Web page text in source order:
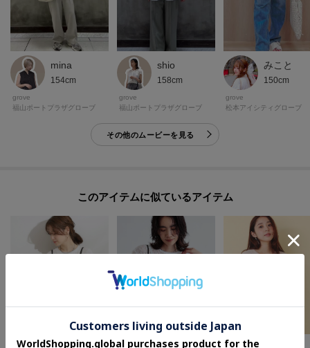
mina
154cm
grove
福山ポートプラザグローブ
shio
158cm
grove
福山ポートプラザグローブ
みこと
150cm
grove
松本アイシティグローブ
その他のムービーを見る
このアイテムに似ているアイテム
SHOO・LA・RUE/Cutie Blonde
GALLEST
index